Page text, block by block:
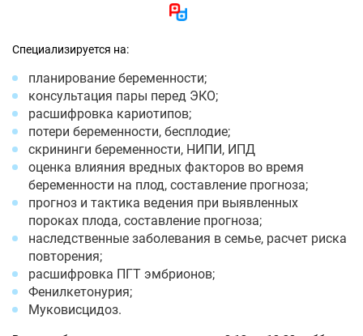
Специализируется на:
планирование беременности;
консультация пары перед ЭКО;
расшифровка кариотипов;
потери беременности, бесплодие;
скрининги беременности, НИПИ, ИПД
оценка влияния вредных факторов во время
беременности на плод, составление прогноза;
прогноз и тактика ведения при выявленных
пороках плода, составление прогноза;
наследственные заболевания в семье, расчет риска
повторения;
расшифровка ПГТ эмбрионов;
Фенилкетонурия;
Муковисцидоз.